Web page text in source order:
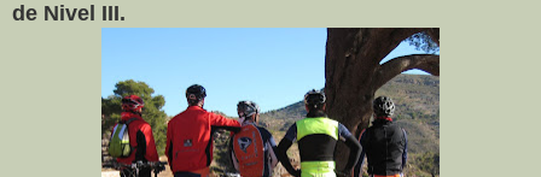
de Nivel III.